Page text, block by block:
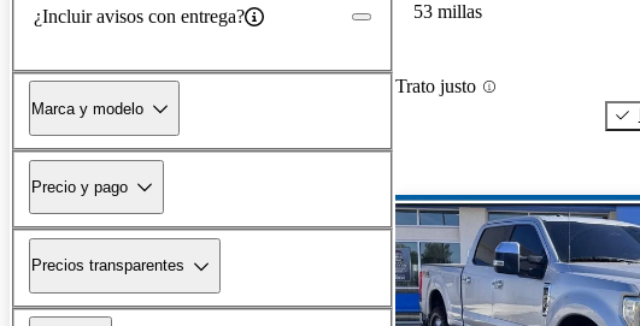
¿Incluir avisos con entrega?
Marca y modelo
Precio y pago
Precios transparentes
53 millas
Trato justo